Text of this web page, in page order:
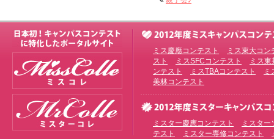
ミス慶應コンテスト
ミス東大コン
スト
ミスSFCコンテスト
ミス
ンテスト
ミスTBAコンテスト
ミ
美林コンテスト
ミスター慶應コンテスト
ミスタ
テスト
ミスター専修コンテスト